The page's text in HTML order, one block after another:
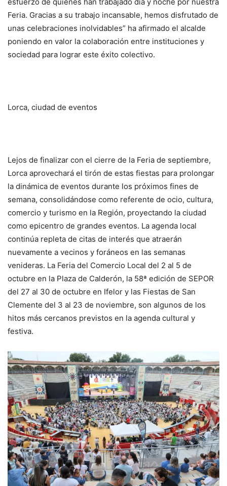
Feria. Gracias a su trabajo incansable, hemos disfrutado de
unas celebraciones inolvidables” ha afirmado el alcalde
poniendo en valor la colaboración entre instituciones y
sociedad para lograr este éxito colectivo.
Lorca, ciudad de eventos
Lejos de finalizar con el cierre de la Feria de septiembre,
Lorca aprovechará el tirón de estas fiestas para prolongar
la dinámica de eventos durante los próximos fines de
semana, consolidándose como referente de ocio, cultura,
comercio y turismo en la Región, proyectando la ciudad
como epicentro de grandes eventos. La agenda local
continúa repleta de citas de interés que atraerán
nuevamente a vecinos y foráneos en las semanas
venideras. La Feria del Comercio Local del 2 al 5 de
octubre en la Plaza de Calderón, la 58ª edición de SEPOR
del 27 al 30 de octubre en Ifelor y las Fiestas de San
Clemente del 3 al 23 de noviembre, son algunos de los
hitos más cercanos previstos en la agenda cultural y
festiva.